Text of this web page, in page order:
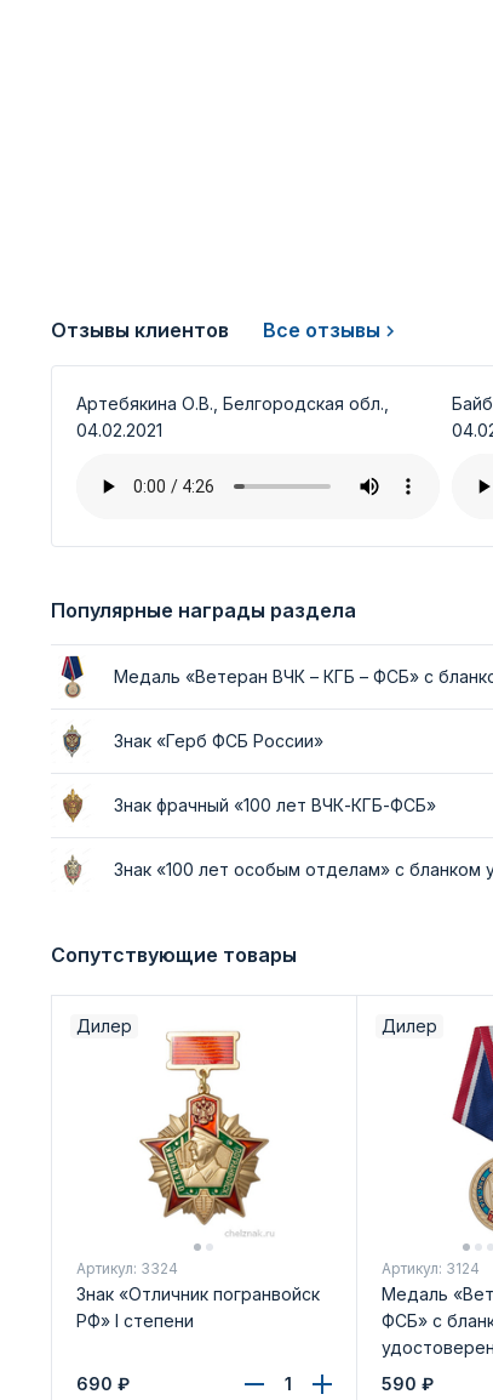
Отзывы клиентов Все отзывы
Артебякина О.В., Белгородская обл.,
04.02.2021
Популярные награды раздела
Медаль «Ветеран ВЧК – КГБ – ФСБ» с
Знак «Герб ФСБ России»
Знак фрачный «100 лет ВЧК-КГБ-ФСБ»
Знак «100 лет особым отделам» с бланком
Сопутствующие товары
Дилер
Артикул: 3324
Знак «Отличник погранвойск
РФ» I степени
690 ₽
Дилер
Артикул: 3124
Медаль
ФСБ» с
590 ₽